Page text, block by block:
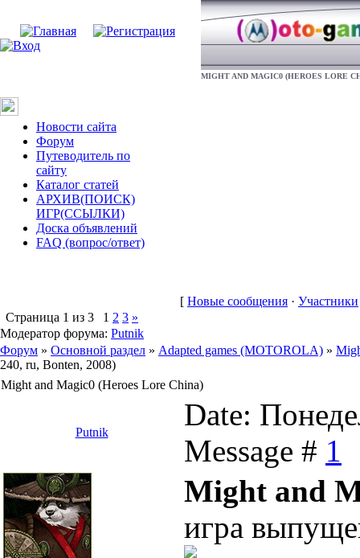
MIGHT AND MAGIC0 (HEROES LORE
Новости сайта
Форум
Путеводитель по
сайту
Каталог статей
АРХИВ(ПОИСК)
ИГР(ССЫЛКИ)
Доска объявлений
FAQ (вопрос/ответ)
[ Новые сообщения · Участники
Страница 1 из 3 1 2 3 »
Модератор форума: Putnik
Форум » Основной раздел » Adapted games (MOTOROLA) »
240, ru, Bonten, 2008)
Might and Magic0 (Heroes Lore China)
Putnik
Date:
Message # 1
Might and
игра